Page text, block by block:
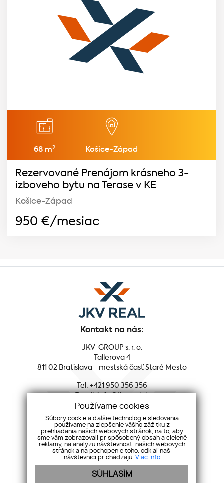
68 m2 Košice-Západ
Rezervované Prenájom krásneho 3-
izboveho bytu na Terase v KE
Košice-Západ
950 €/mesiac
Kontakt na nás:
JKV GROUP s. r. o.
Tallerova 4
811 02 Bratislava - mestská časť Staré Mesto
Tel:+421 950 356 356
Sociálne siete:
Facebook
Youtube
Instagram
LinkedIn
Používame cookies
Súbory cookie a ďalšie technológie sledovania
používame na zlepšenie vášho zážitku z
prehliadania našich webových stránok, na to, aby
sme vám zobrazovali prispôsobený obsah a cielené
reklamy, na analýzu návštevnosti našich webových
stránok a na pochopenie toho, odkiaľ naši
návštevníci prichádzajú. Viac info
SÚHLASÍM